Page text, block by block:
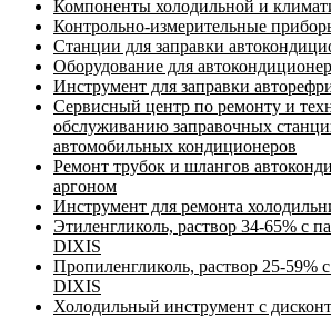
Компоненты холодильной и
Контрольно-измерительные
Станции для заправки
Оборудование для
Инструмент для заправки
Сервисный центр по ремонту и
обслуживанию заправочных
автомобильных кондиционеров
Ремонт трубок и шлангов
аргоном
Инструмент для ремонта
Этиленгликоль, раствор 34-65% с
DIXIS
Пропиленгликоль, раствор 25-59%
DIXIS
Холодильный инструмент с